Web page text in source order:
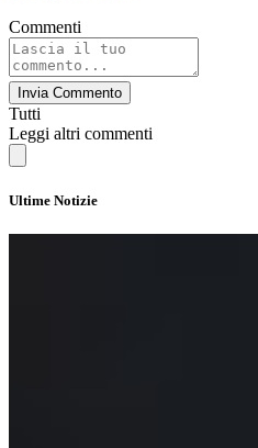
Commenti
Invia Commento
Tutti
Leggi altri commenti
Ultime Notizie